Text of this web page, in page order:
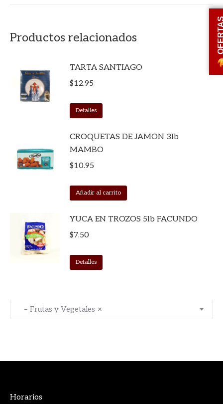
Productos relacionados
TARTA SANTIAGO
$12.95
Detalles
CROQUETAS DE JAMON 3lb
MAMBO
$10.95
Añadir al carrito
YUCA EN TROZOS 5lb FACUNDO
$7.50
Detalles
×
– Frutas y Vegetales
Horarios